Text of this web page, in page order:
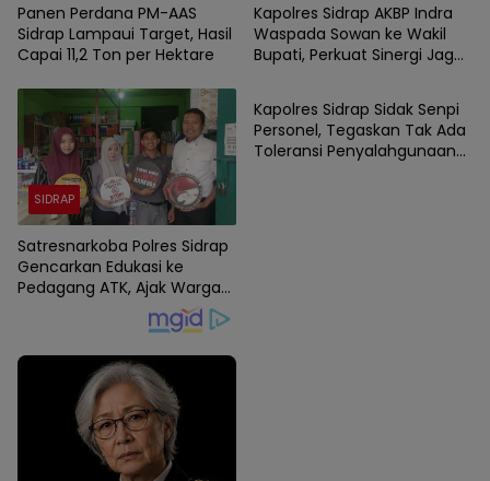
Panen Perdana PM-AAS
Sidrap Lampaui Target, Hasil
Capai 11,2 Ton per Hektare
Kapolres Sidrap AKBP Indra
Waspada Sowan ke Wakil
Bupati, Perkuat Sinergi Jaga
SIDRAP
Satresnarkoba Polres Sidrap
Gencarkan Edukasi ke
Pedagang ATK, Ajak Warga
Jadi Garda Terdepan
SIDRAP
Kapolres Sidrap Sidak Senpi
Personel, Tegaskan Tak Ada
Toleransi Penyalahgunaan